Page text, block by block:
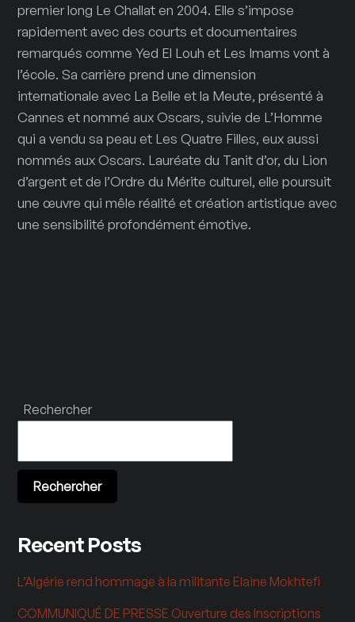
premier long Le Challat en 2004. Elle s’impose
rapidement avec des courts et documentaires
remarqués comme Yed El Louh et Les Imams vont à
l’école. Sa carrière prend une dimension
internationale avec La Belle et la Meute, présenté à
Cannes et nommé aux Oscars, suivie de L’Homme
qui a vendu sa peau et Les Quatre Filles, eux aussi
nommés aux Oscars. Lauréate du Tanit d’or, du Lion
d’argent et de l’Ordre du Mérite culturel, elle poursuit
une œuvre qui mêle réalité et création artistique avec
une sensibilité profondément émotive.
Rechercher
Rechercher
Recent Posts
L’Algérie rend hommage à la militante Elaine Mokhtefi
COMMUNIQUÉ DE PRESSE Ouverture des Inscriptions